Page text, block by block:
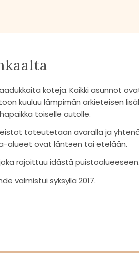
koteja. Kaikki asunnot
kuuluu lämpimän arkieteisen
toiselle autolle.
toteutetaan avaralla ja
alueet ovat länteen tai etelään.
rajoittuu idästä puistoalueeseen.
valmistui syksyllä 2017.